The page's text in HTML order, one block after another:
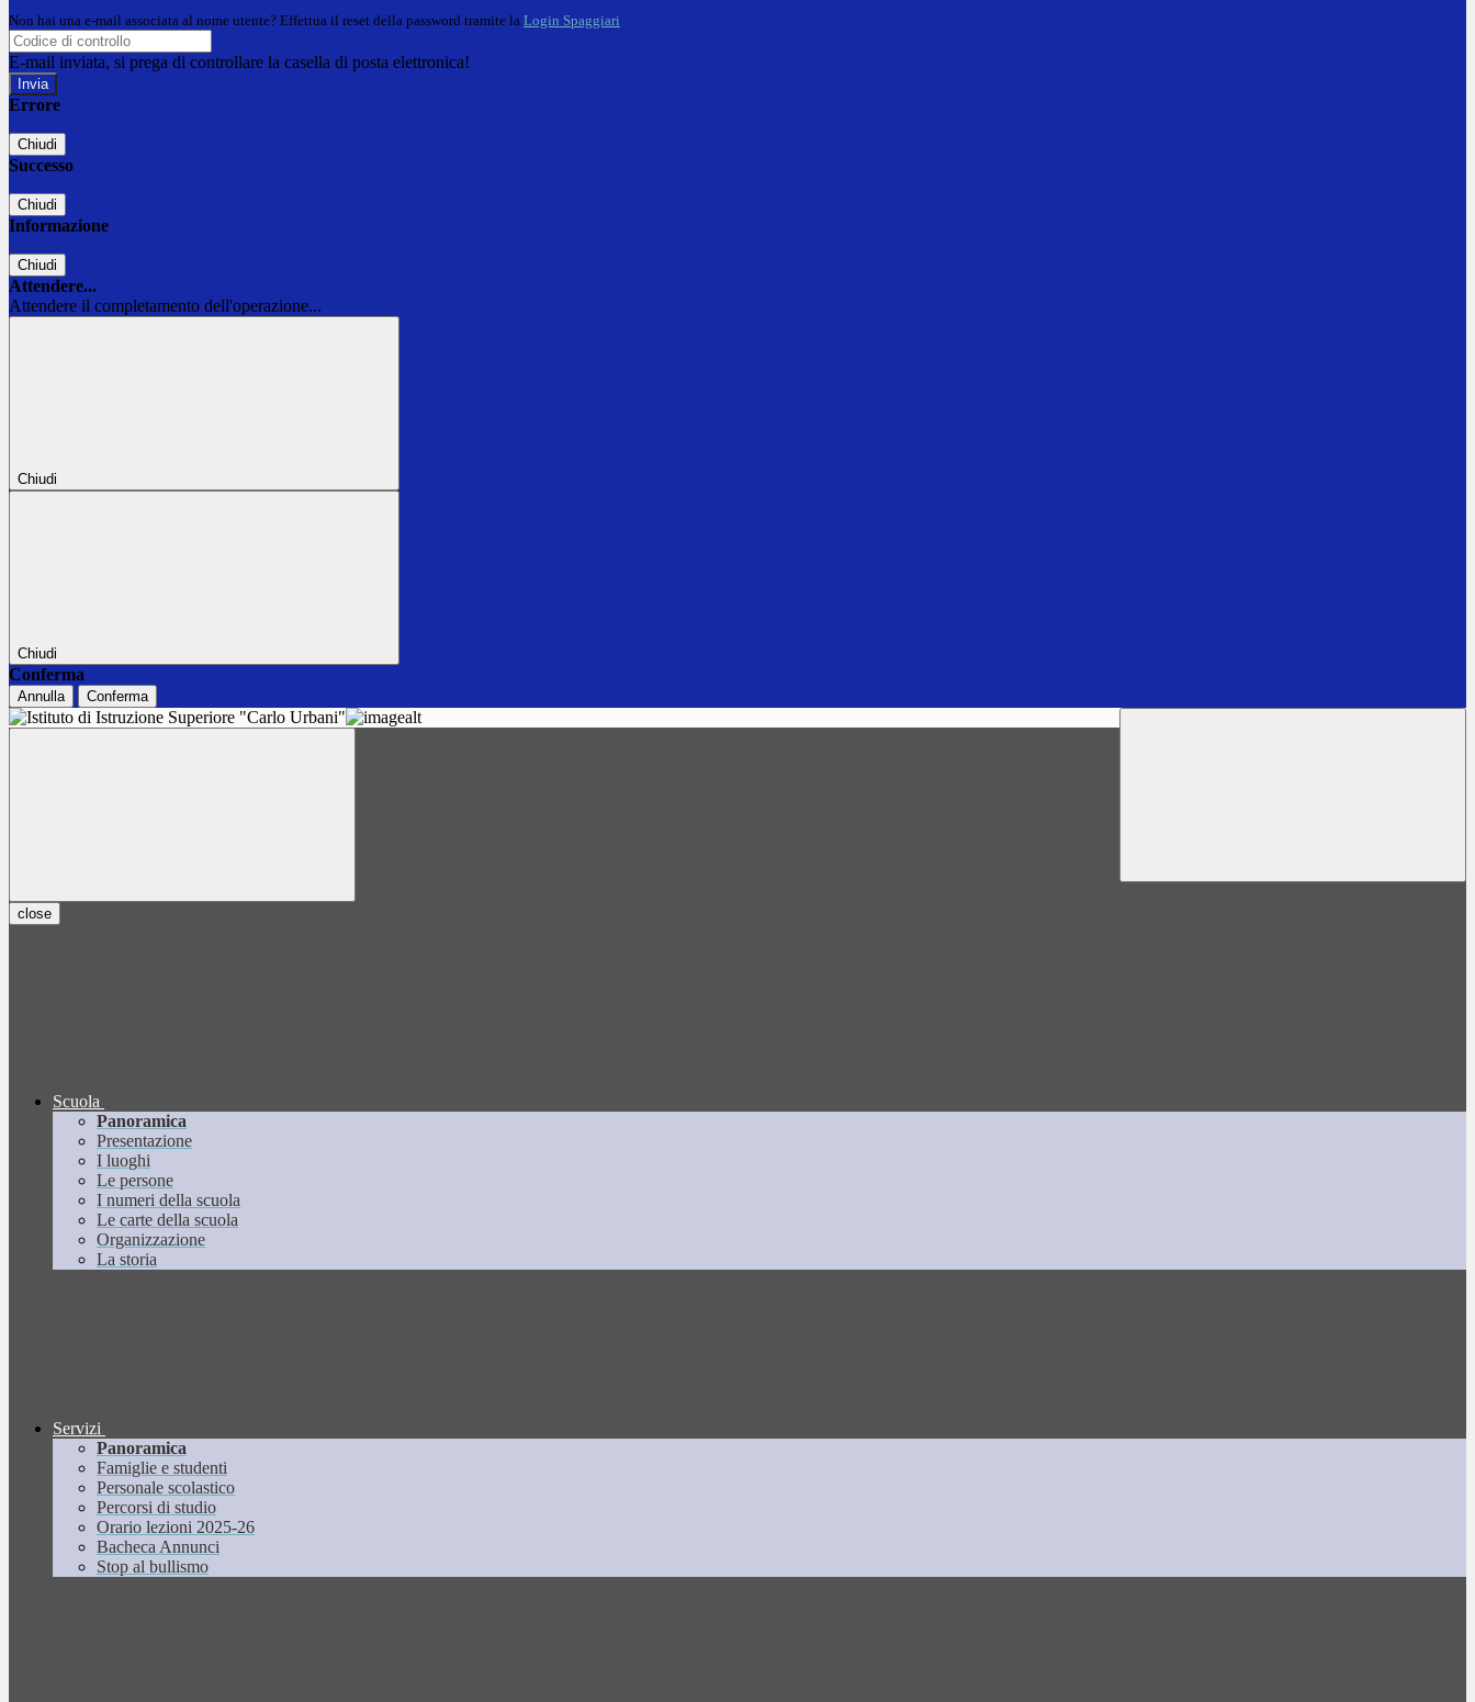
Non hai una e-mail associata al nome utente? Effettua il reset della password tramite la Login Spaggiari
E-mail inviata, si prega di controllare la casella di posta elettronica!
Errore
Chiudi
Successo
Chiudi
Informazione
Chiudi
Attendere...
Attendere il completamento dell'operazione...
Chiudi
Chiudi
Conferma
Annulla Conferma
close
Scuola
Panoramica
Presentazione
I luoghi
Le persone
I numeri della scuola
Le carte della scuola
Organizzazione
La storia
Servizi
Panoramica
Famiglie e studenti
Personale scolastico
Percorsi di studio
Orario lezioni 2025-26
Bacheca Annunci
Stop al bullismo